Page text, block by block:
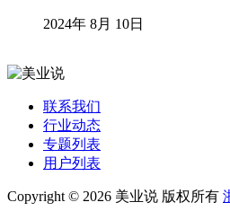
2024年 8月 10日
联系我们
行业动态
专题列表
用户列表
Copyright © 2026 美业说 版权所有